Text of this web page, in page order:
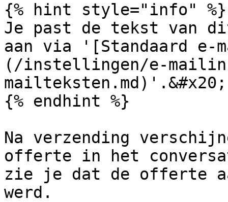
{% hint style="info" %}
Je past de tekst van
aan via '[Standaard e-
(/instellingen/e-
mailteksten.md)'.&#x20;
{% endhint %}
Na verzending
offerte in het
zie je dat de offerte
werd.